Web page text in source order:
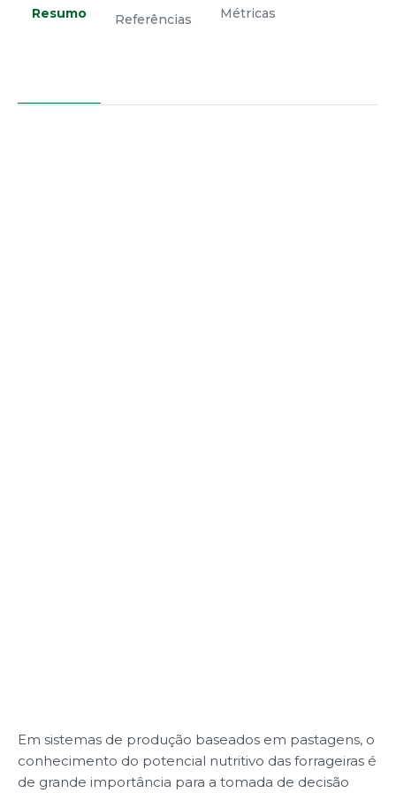
Resumo Referências Métricas
Em sistemas de produção baseados em pastagens, o
conhecimento do potencial nutritivo das forrageiras é
de grande importância para a tomada de decisão